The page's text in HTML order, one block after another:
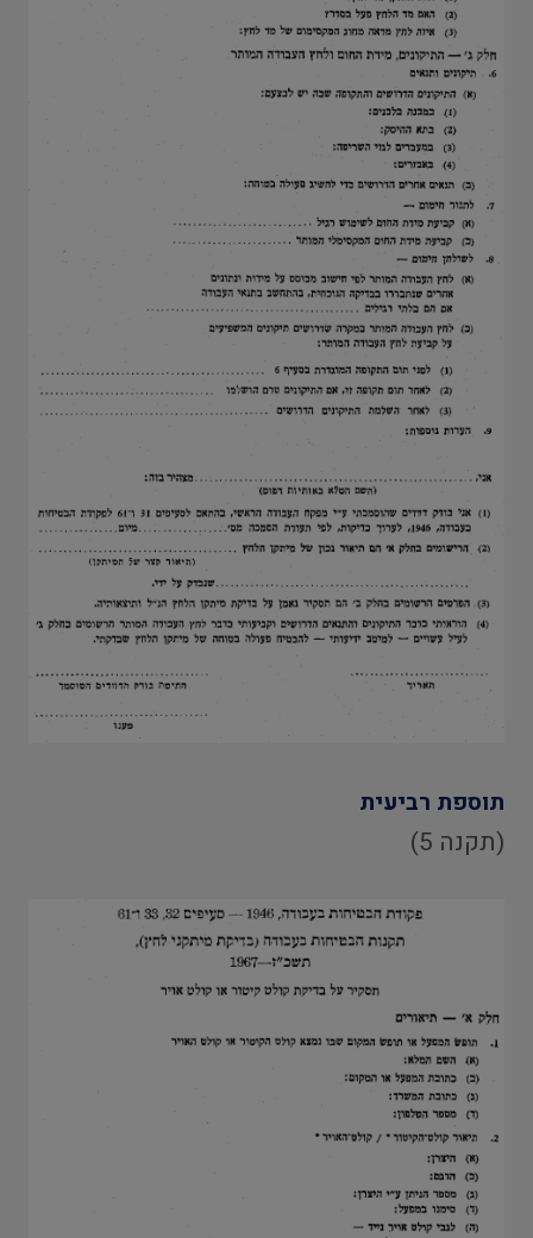
תוספת רביעית
(תקנה 5)